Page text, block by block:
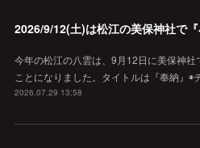
今年の松江の八雲は、9月12日に美保神社
ことになりました。タイトルは『奉納』◉
2026.07.29 13:58